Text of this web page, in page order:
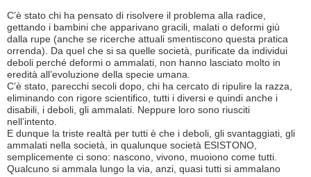
C’è stato chi ha pensato di risolvere il problema alla radice,
gettando i bambini che apparivano gracili, malati o deformi giù
dalla rupe (anche se ricerche attuali smentiscono questa pratica
orrenda). Da quel che si sa quelle società, purificate da individui
deboli perché deformi o ammalati, non hanno lasciato molto in
eredità all’evoluzione della specie umana.
C’è stato, parecchi secoli dopo, chi ha cercato di ripulire la razza,
eliminando con rigore scientifico, tutti i diversi e quindi anche i
disabili, i deboli, gli ammalati. Neppure loro sono riusciti
nell’intento.
E dunque la triste realtà per tutti è che i deboli, gli svantaggiati, gli
ammalati nella società, in qualunque società ESISTONO,
semplicemente ci sono: nascono, vivono, muoiono come tutti.
Qualcuno si ammala lungo la via, anzi, quasi tutti si ammalano